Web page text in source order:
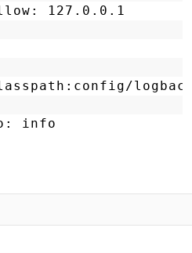
127.0.0.1
/
info